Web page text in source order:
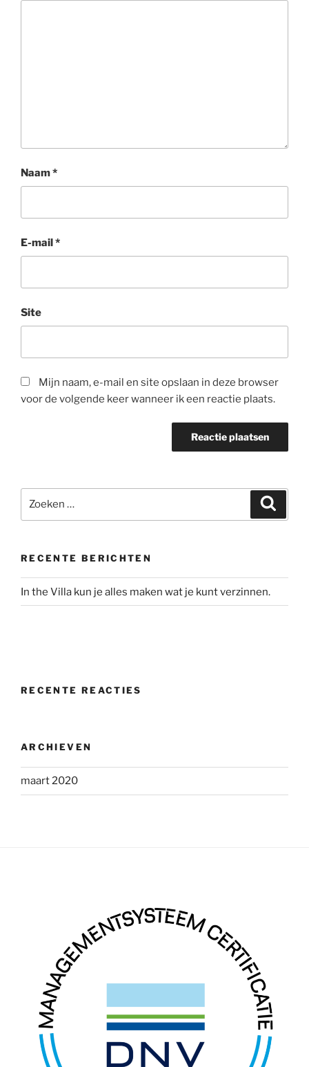
Naam*
E-mail*
Site
Mijn naam, e-mail en site opslaan in deze browser
voor de volgende keer wanneer ik een reactie plaats.
naar:
RECENTE BERICHTEN
In the Villa kun je alles maken wat je kunt verzinnen.
RECENTE REACTIES
ARCHIEVEN
maart 2020